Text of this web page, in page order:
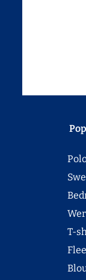
T-shirt
Fleece
Blousen